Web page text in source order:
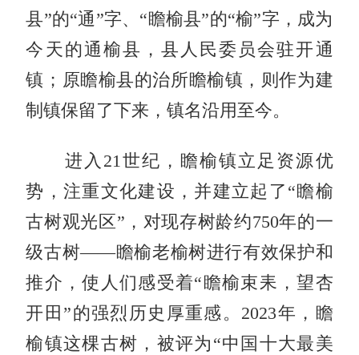
县”的“通”字、“瞻榆县”的“榆”字，成为
今天的通榆县，县人民委员会驻开通
镇；原瞻榆县的治所瞻榆镇，则作为建
制镇保留了下来，镇名沿用至今。
进入21世纪，瞻榆镇立足资源优
势，注重文化建设，并建立起了“瞻榆
古树观光区”，对现存树龄约750年的一
级古树——瞻榆老榆树进行有效保护和
推介，使人们感受着“瞻榆束耒，望杏
开田”的强烈历史厚重感。2023年，瞻
榆镇这棵古树，被评为“中国十大最美